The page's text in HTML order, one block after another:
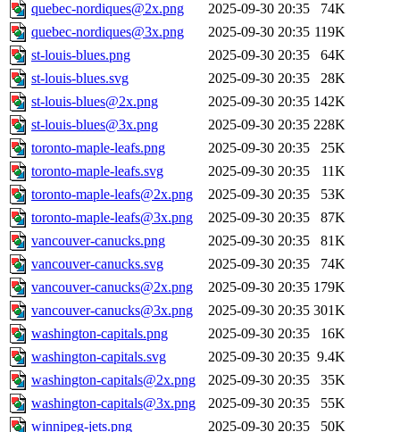
quebec-nordiques@2x.png
2025-09-30 20:35
74K
quebec-nordiques@3x.png
2025-09-30 20:35 119K
st-louis-blues.png
2025-09-30 20:35
64K
st-louis-blues.svg
2025-09-30 20:35
28K
st-louis-blues@2x.png
2025-09-30 20:35 142K
st-louis-blues@3x.png
2025-09-30 20:35 228K
toronto-maple-leafs.png
2025-09-30 20:35
25K
toronto-maple-leafs.svg
2025-09-30 20:35
11K
toronto-maple-leafs@2x.png
2025-09-30 20:35
53K
toronto-maple-leafs@3x.png
2025-09-30 20:35
87K
vancouver-canucks.png
2025-09-30 20:35
81K
vancouver-canucks.svg
2025-09-30 20:35
74K
vancouver-canucks@2x.png
2025-09-30 20:35 179K
vancouver-canucks@3x.png
2025-09-30 20:35 301K
washington-capitals.png
2025-09-30 20:35
16K
washington-capitals.svg
2025-09-30 20:35 9.4K
washington-capitals@2x.png
2025-09-30 20:35
35K
washington-capitals@3x.png
2025-09-30 20:35
55K
winnipeg-jets.png
2025-09-30 20:35 50K